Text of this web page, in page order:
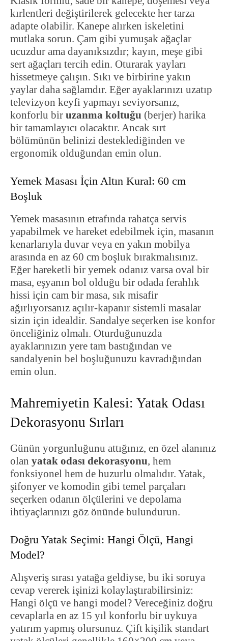
kırlentleri değiştirilerek gelecekte her tarza
adapte olabilir. Kanepe alırken iskeletini
mutlaka sorun. Çam gibi yumuşak ağaçlar
ucuzdur ama dayanıksızdır; kayın, meşe gibi
sert ağaçları tercih edin. Oturarak yayları
hissetmeye çalışın. Sıkı ve birbirine yakın
yaylar daha sağlamdır. Eğer ayaklarınızı uzatıp
televizyon keyfi yapmayı seviyorsanız,
konforlu bir uzanma koltuğu (berjer) harika
bir tamamlayıcı olacaktır. Ancak sırt
bölümünün belinizi desteklediğinden ve
ergonomik olduğundan emin olun.
Yemek Masası İçin Altın Kural: 60 cm
Boşluk
Yemek masasının etrafında rahatça servis
yapabilmek ve hareket edebilmek için, masanın
kenarlarıyla duvar veya en yakın mobilya
arasında en az 60 cm boşluk bırakmalısınız.
Eğer hareketli bir yemek odanız varsa oval bir
masa, eşyanın bol olduğu bir odada ferahlık
hissi için cam bir masa, sık misafir
ağırlıyorsanız açılır-kapanır sistemli masalar
sizin için idealdir. Sandalye seçerken ise konfor
önceliğiniz olmalı. Oturduğunuzda
ayaklarınızın yere tam bastığından ve
sandalyenin bel boşluğunuzu kavradığından
emin olun.
Mahremiyetin Kalesi: Yatak Odası
Dekorasyonu Sırları
Günün yorgunluğunu attığınız, en özel alanınız
olan yatak odası dekorasyonu, hem
fonksiyonel hem de huzurlu olmalıdır. Yatak,
şifonyer ve komodin gibi temel parçaları
seçerken odanın ölçülerini ve depolama
ihtiyaçlarınızı göz önünde bulundurun.
Doğru Yatak Seçimi: Hangi Ölçü, Hangi
Model?
Alışveriş sırası yatağa geldiyse, bu iki soruya
cevap vererek işinizi kolaylaştırabilirsiniz:
Hangi ölçü ve hangi model? Vereceğiniz doğru
cevaplarla en az 15 yıl konforlu bir uykuya
yatırım yapmış olursunuz. Çift kişilik standart